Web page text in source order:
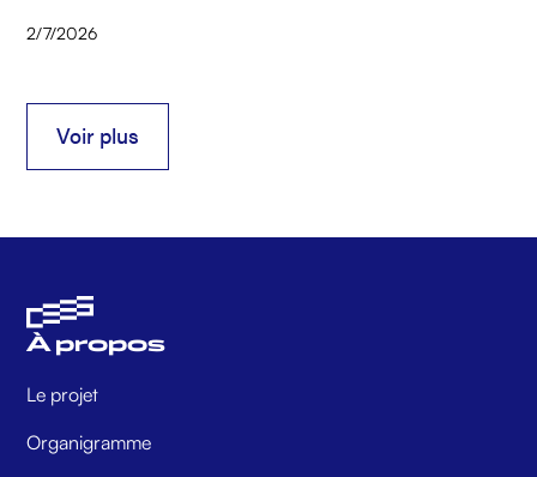
2/7/2026
Voir plus
Voir plus
À propos
Le projet
Organigramme